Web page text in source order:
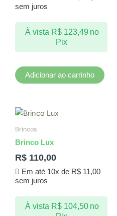
sem juros
À vista R$123,49 no
Pix
Adicionar ao carrinho
Brincos
Brinco Lux
R$ 110,00
Em até 10x de R$11,00
sem juros
À vista R$104,50 no